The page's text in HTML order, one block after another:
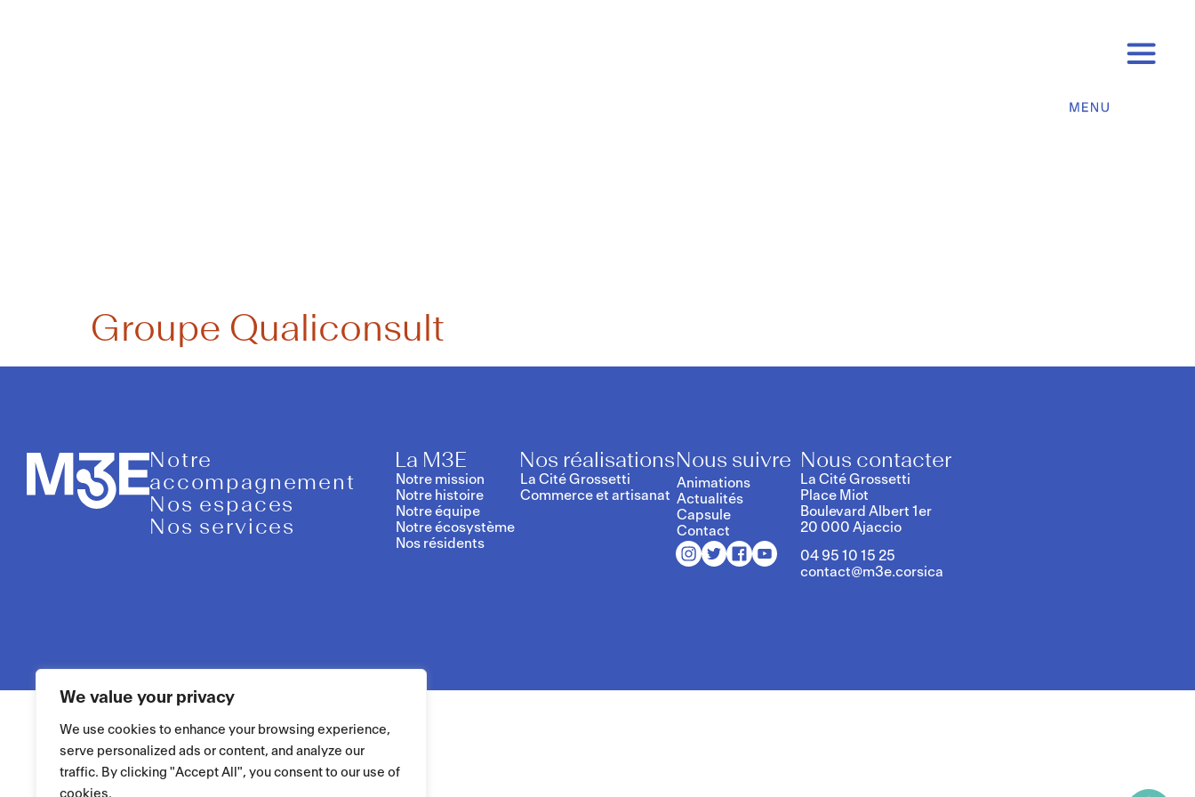
We value your privacy
We use cookies to enhance your browsing experience,
serve personalized ads or content, and analyze our
traffic. By clicking "Accept All", you consent to our use of
Groupe Qualiconsult
Notre
accompagnement
Nos espaces
Nos services
La M3E
Notre mission
Notre histoire
Notre équipe
Notre écosystème
Nos résidents
Nos réalisations
La Cité Grossetti
Commerce et artisanat
Nous suivre
Animations
Actualités
Capsule
Contact
Nous contacter
La Cité Grossetti
Place Miot
Boulevard Albert 1er
20 000 Ajaccio
04 95 10 15 25
contact@m3e.corsica